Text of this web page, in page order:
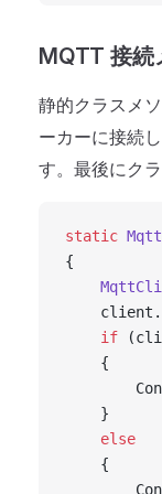
MQTT 接続
静的クラスメ
ーカーに接続
す。最後にク
static
{
    client.
    if
    {
    }
    else
    {